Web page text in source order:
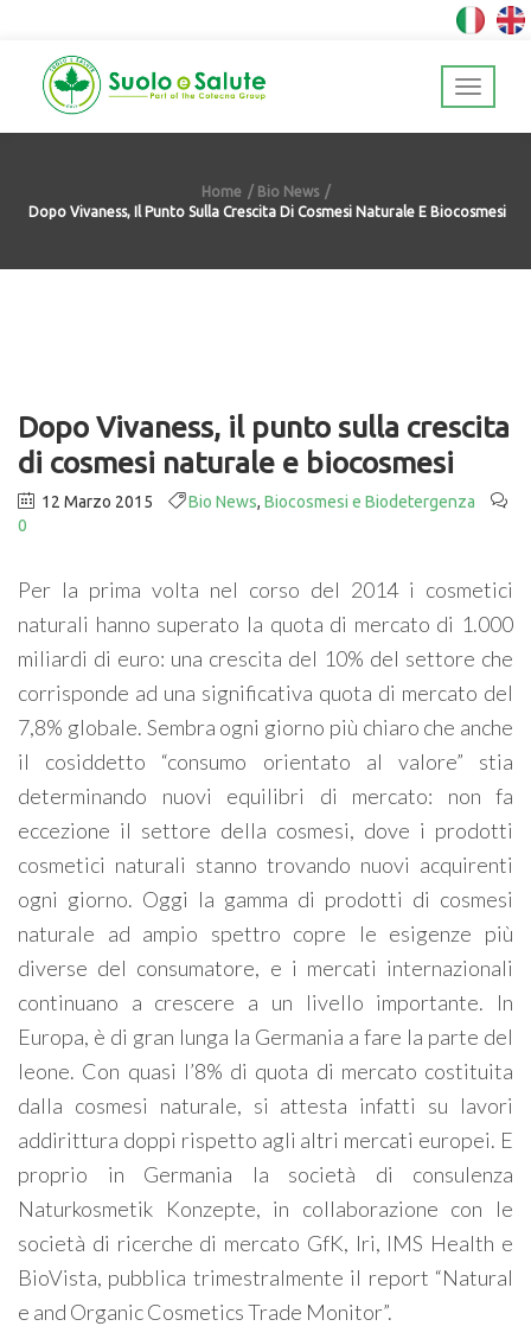
Home
Bio News
Dopo Vivaness, Il Punto Sulla Crescita Di Cosmesi Naturale E Biocosmesi
Dopo Vivaness, il punto sulla crescita
di cosmesi naturale e biocosmesi
12 Marzo 2015 Bio News, Biocosmesi e Biodetergenza
0
Per la prima volta nel corso del 2014 i cosmetici
naturali hanno superato la quota di mercato di 1.000
miliardi di euro: una crescita del 10% del settore che
corrisponde ad una significativa quota di mercato del
7,8% globale. Sembra ogni giorno più chiaro che anche
il cosiddetto “consumo orientato al valore” stia
determinando nuovi equilibri di mercato: non fa
eccezione il settore della cosmesi, dove i prodotti
cosmetici naturali stanno trovando nuovi acquirenti
ogni giorno. Oggi la gamma di prodotti di cosmesi
naturale ad ampio spettro copre le esigenze più
diverse del consumatore, e i mercati internazionali
continuano a crescere a un livello importante. In
Europa, è di gran lunga la Germania a fare la parte del
leone. Con quasi l’8% di quota di mercato costituita
dalla cosmesi naturale, si attesta infatti su lavori
addirittura doppi rispetto agli altri mercati europei. E
proprio in Germania la società di consulenza
Naturkosmetik Konzepte, in collaborazione con le
società di ricerche di mercato GfK, Iri, IMS Health e
BioVista, pubblica trimestralmente il report “Natural
e and Organic Cosmetics Trade Monitor”.